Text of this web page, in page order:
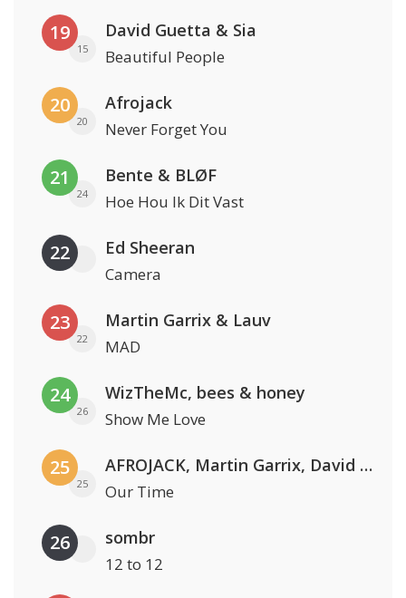
19
15
David Guetta & Sia
Beautiful People
20
20
Afrojack
Never Forget You
21
24
Bente & BLØF
Hoe Hou Ik Dit Vast
22 Ed Sheeran
Camera
23
22
Martin Garrix & Lauv
MAD
24
26
WizTheMc, bees & honey
Show Me Love
25
25
AFROJACK, Martin Garrix, David Guetta & Amél
Our Time
26 sombr
12 to 12